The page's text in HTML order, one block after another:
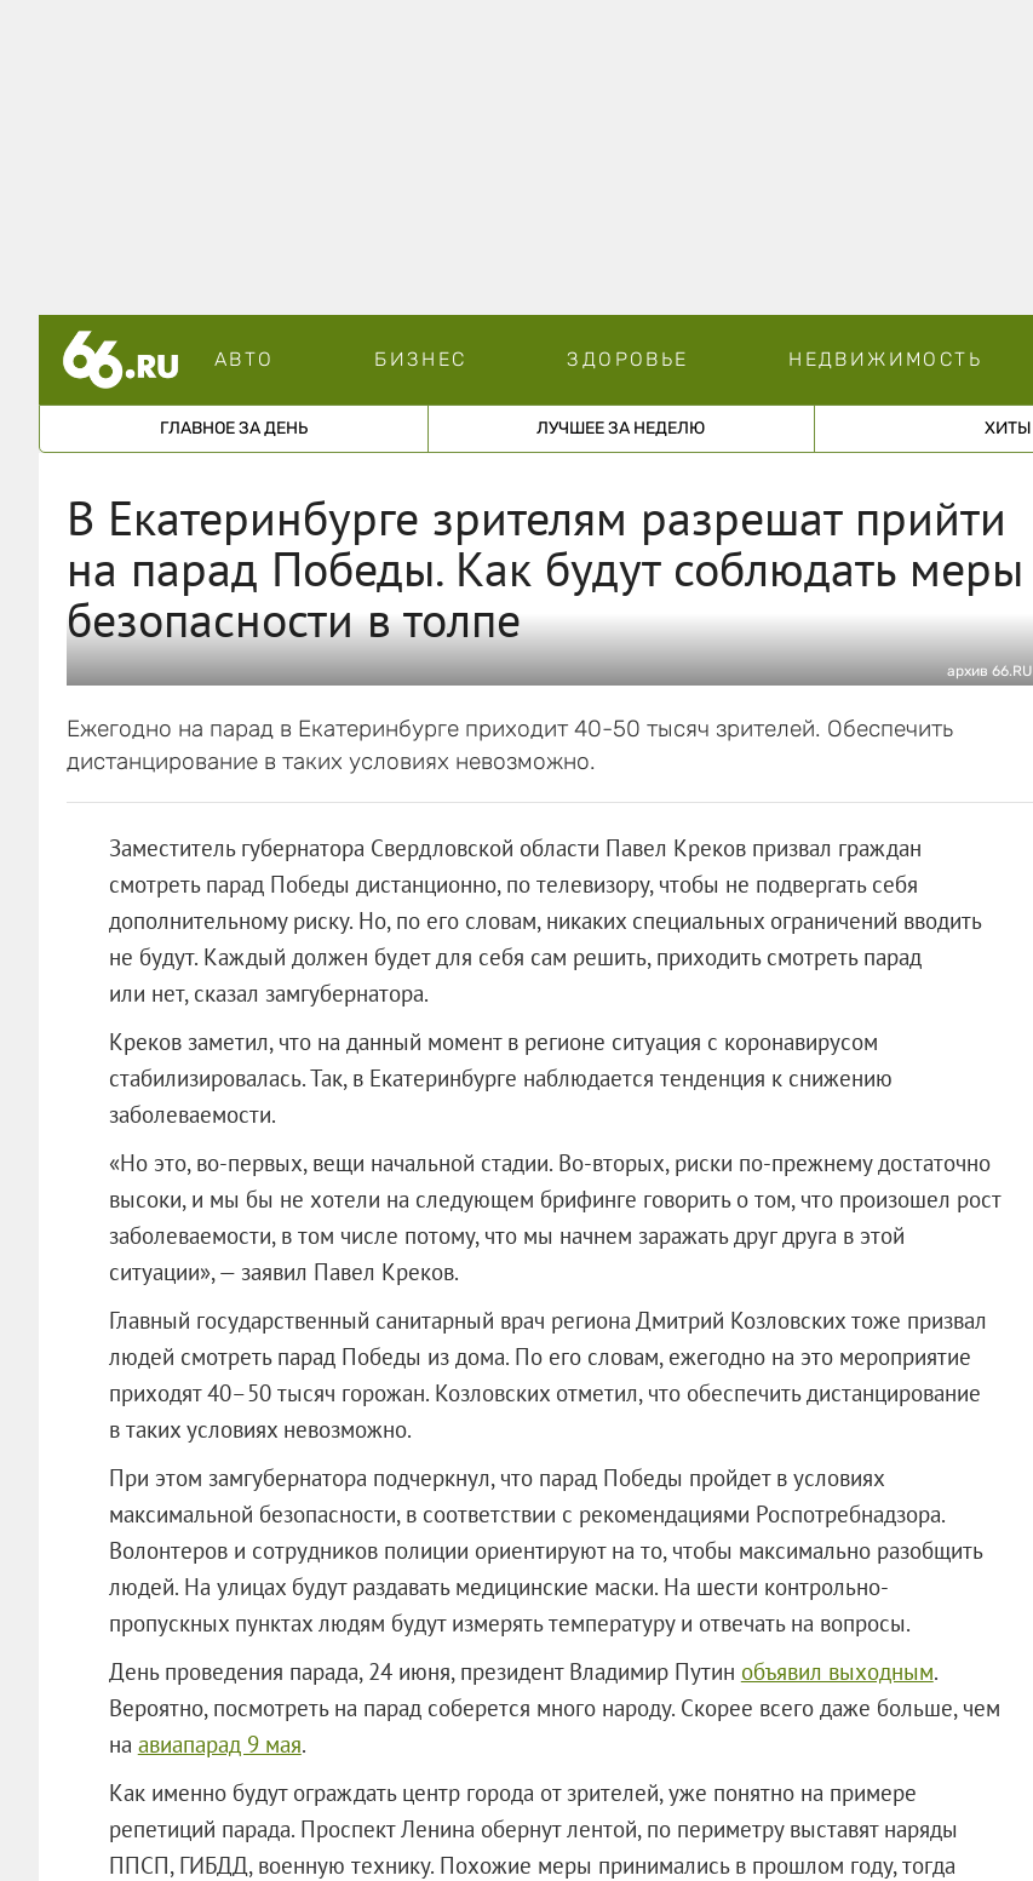
АВТО БИЗНЕС ЗДОРОВЬЕ НЕДВИЖИМОСТЬ
ГЛАВНОЕ ЗА ДЕНЬ ЛУЧШЕЕ ЗА НЕДЕЛЮ ХИТЫ
В Екатеринбурге зрителям разрешат прийти
на парад Победы. Как будут соблюдать меры
безопасности в толпе
архив 66.RU
Ежегодно на парад в Екатеринбурге приходит 40-50 тысяч зрителей. Обеспечить
дистанцирование в таких условиях невозможно.
Заместитель губернатора Свердловской области Павел Креков призвал граждан
смотреть парад Победы дистанционно, по телевизору, чтобы не подвергать себя
дополнительному риску. Но, по его словам, никаких специальных ограничений вводить
не будут. Каждый должен будет для себя сам решить, приходить смотреть парад
или нет, сказал замгубернатора.
Креков заметил, что на данный момент в регионе ситуация с коронавирусом
стабилизировалась. Так, в Екатеринбурге наблюдается тенденция к снижению
заболеваемости.
«Но это, во-первых, вещи начальной стадии. Во-вторых, риски по-прежнему достаточно
высоки, и мы бы не хотели на следующем брифинге говорить о том, что произошел рост
заболеваемости, в том числе потому, что мы начнем заражать друг друга в этой
ситуации», — заявил Павел Креков.
Главный государственный санитарный врач региона Дмитрий Козловских тоже призвал
людей смотреть парад Победы из дома. По его словам, ежегодно на это мероприятие
приходят 40–50 тысяч горожан. Козловских отметил, что обеспечить дистанцирование
в таких условиях невозможно.
При этом замгубернатора подчеркнул, что парад Победы пройдет в условиях
максимальной безопасности, в соответствии с рекомендациями Роспотребнадзора.
Волонтеров и сотрудников полиции ориентируют на то, чтобы максимально разобщить
людей. На улицах будут раздавать медицинские маски. На шести контрольно-
пропускных пунктах людям будут измерять температуру и отвечать на вопросы.
День проведения парада, 24 июня, президент Владимир Путин объявил выходным.
Вероятно, посмотреть на парад соберется много народу. Скорее всего даже больше, чем
на авиапарад 9 мая.
Как именно будут ограждать центр города от зрителей, уже понятно на примере
репетиций парада. Проспект Ленина обернут лентой, по периметру выставят наряды
ППСП, ГИБДД, военную технику. Похожие меры принимались в прошлом году, тогда